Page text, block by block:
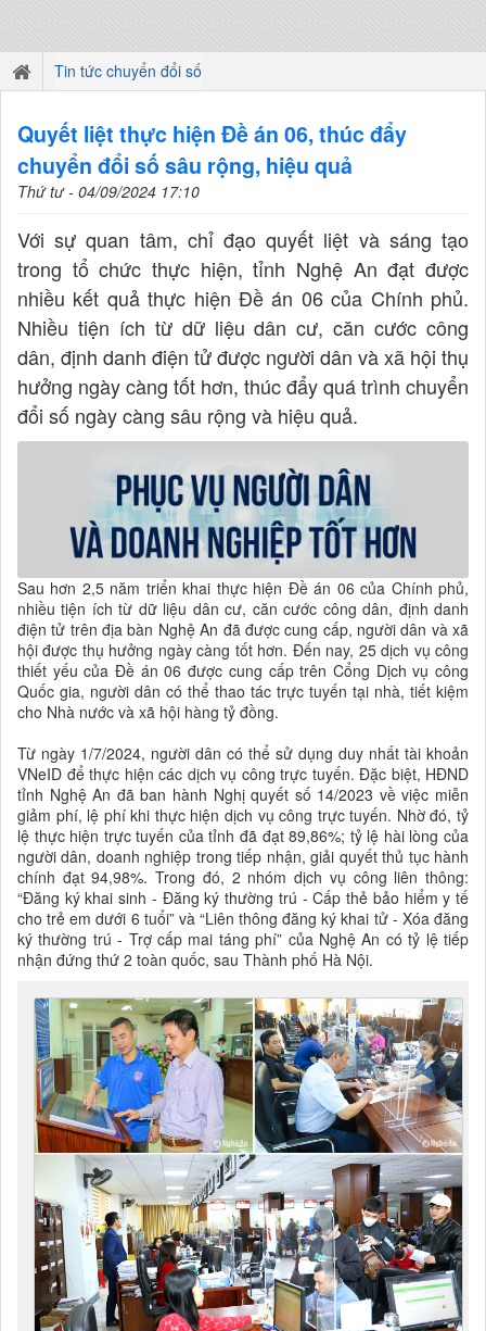
Tin tức chuyển đổi số
Quyết liệt thực hiện Đề án 06, thúc đẩy
chuyển đổi số sâu rộng, hiệu quả
Thứ tư - 04/09/2024 17:10
Với sự quan tâm, chỉ đạo quyết liệt và sáng tạo
trong tổ chức thực hiện, tỉnh Nghệ An đạt được
nhiều kết quả thực hiện Đề án 06 của Chính phủ.
Nhiều tiện ích từ dữ liệu dân cư, căn cước công
dân, định danh điện tử được người dân và xã hội thụ
hưởng ngày càng tốt hơn, thúc đẩy quá trình chuyển
đổi số ngày càng sâu rộng và hiệu quả.
Sau hơn 2,5 năm triển khai thực hiện Đề án 06 của Chính phủ,
nhiều tiện ích từ dữ liệu dân cư, căn cước công dân, định danh
điện tử trên địa bàn Nghệ An đã được cung cấp, người dân và xã
hội được thụ hưởng ngày càng tốt hơn. Đến nay, 25 dịch vụ công
thiết yếu của Đề án 06 được cung cấp trên Cổng Dịch vụ công
Quốc gia, người dân có thể thao tác trực tuyến tại nhà, tiết kiệm
cho Nhà nước và xã hội hàng tỷ đồng.
Từ ngày 1/7/2024, người dân có thể sử dụng duy nhất tài khoản
VNeID để thực hiện các dịch vụ công trực tuyến. Đặc biệt, HĐND
tỉnh Nghệ An đã ban hành Nghị quyết số 14/2023 về việc miễn
giảm phí, lệ phí khi thực hiện dịch vụ công trực tuyến. Nhờ đó, tỷ
lệ thực hiện trực tuyến của tỉnh đã đạt 89,86%; tỷ lệ hài lòng của
người dân, doanh nghiệp trong tiếp nhận, giải quyết thủ tục hành
chính đạt 94,98%. Trong đó, 2 nhóm dịch vụ công liên thông:
“Đăng ký khai sinh - Đăng ký thường trú - Cấp thẻ bảo hiểm y tế
cho trẻ em dưới 6 tuổi” và “Liên thông đăng ký khai tử - Xóa đăng
ký thường trú - Trợ cấp mai táng phí” của Nghệ An có tỷ lệ tiếp
nhận đứng thứ 2 toàn quốc, sau Thành phố Hà Nội.